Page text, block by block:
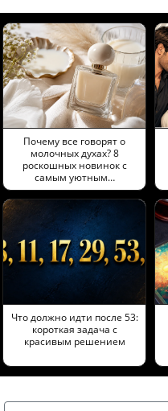
Почему все говорят о
молочных духах? 8
роскошных новинок с
самым уютным…
Что должно идти после 53:
короткая задача с
красивым решением